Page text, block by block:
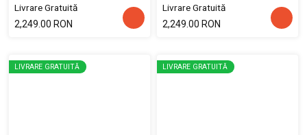
Livrare Gratuită
2,249.00 RON
Livrare Gratuită
2,249.00 RON
LIVRARE GRATUITĂ LIVRARE GRATUITĂ